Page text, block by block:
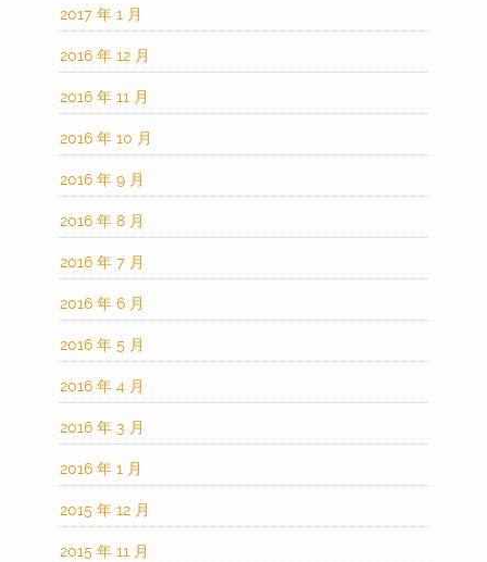
2017 年 1 月
2016 年 12 月
2016 年 11 月
2016 年 10 月
2016 年 9 月
2016 年 8 月
2016 年 7 月
2016 年 6 月
2016 年 5 月
2016 年 4 月
2016 年 3 月
2016 年 1 月
2015 年 12 月
2015 年 11 月